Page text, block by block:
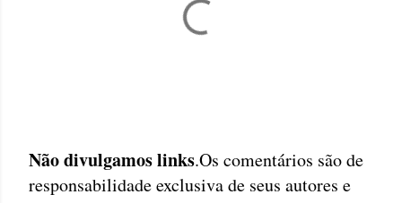
P
Não divulgamos links.Os comentários são de
responsabilidade exclusiva de seus autores e